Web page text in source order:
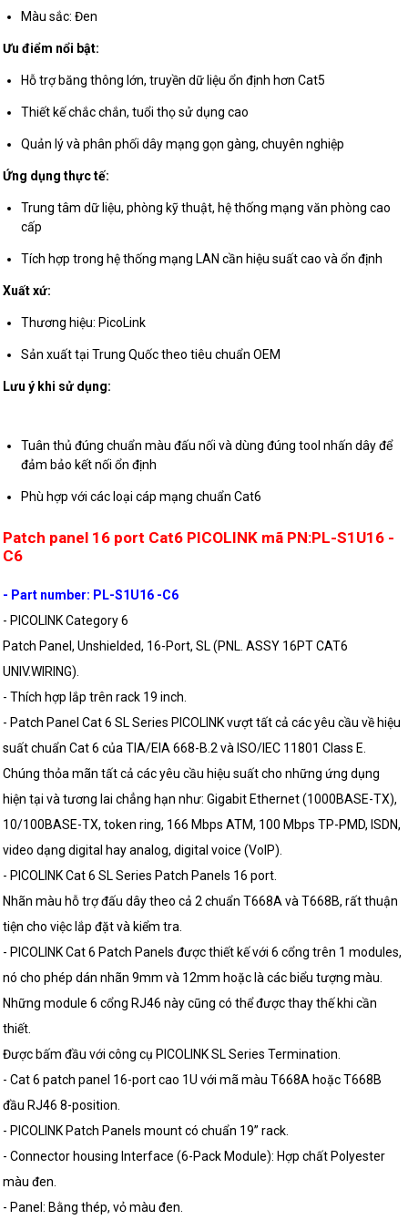
Màu sắc: Đen
Ưu điểm nổi bật:
Hỗ trợ băng thông lớn, truyền dữ liệu ổn định hơn Cat5
Thiết kế chắc chắn, tuổi thọ sử dụng cao
Quản lý và phân phối dây mạng gọn gàng, chuyên nghiệp
Ứng dụng thực tế:
Trung tâm dữ liệu, phòng kỹ thuật, hệ thống mạng văn phòng cao
cấp
Tích hợp trong hệ thống mạng LAN cần hiệu suất cao và ổn định
Xuất xứ:
Thương hiệu: PicoLink
Sản xuất tại Trung Quốc theo tiêu chuẩn OEM
Lưu ý khi sử dụng:
Tuân thủ đúng chuẩn màu đấu nối và dùng đúng tool nhấn dây để
đảm bảo kết nối ổn định
Phù hợp với các loại cáp mạng chuẩn Cat6
Patch panel 16 port Cat6 PICOLINK mã PN:PL-S1U16 -
C6
- Part number: PL-S1U16 -C6
- PICOLINK Category 6
Patch Panel, Unshielded, 16-Port, SL (PNL. ASSY 16PT CAT6
UNIV.WIRING).
- Thích hợp lắp trên rack 19 inch.
- Patch Panel Cat 6 SL Series PICOLINK vượt tất cả các yêu cầu về hiệu
suất chuẩn Cat 6 của TIA/EIA 668-B.2 và ISO/IEC 11801 Class E.
Chúng thỏa mãn tất cả các yêu cầu hiệu suất cho những ứng dụng
hiện tại và tương lai chẳng hạn như: Gigabit Ethernet (1000BASE-TX),
10/100BASE-TX, token ring, 166 Mbps ATM, 100 Mbps TP-PMD, ISDN,
video dạng digital hay analog, digital voice (VoIP).
- PICOLINK Cat 6 SL Series Patch Panels 16 port.
Nhãn màu hỗ trợ đấu dây theo cả 2 chuẩn T668A và T668B, rất thuận
tiện cho việc lắp đặt và kiểm tra.
- PICOLINK Cat 6 Patch Panels được thiết kế với 6 cổng trên 1 modules,
nó cho phép dán nhãn 9mm và 12mm hoặc là các biểu tượng màu.
Những module 6 cổng RJ46 này cũng có thể được thay thế khi cần
thiết.
Được bấm đầu với công cụ PICOLINK SL Series Termination.
- Cat 6 patch panel 16-port cao 1U với mã màu T668A hoặc T668B
đầu RJ46 8-position.
- PICOLINK Patch Panels mount có chuẩn 19” rack.
- Connector housing Interface (6-Pack Module): Hợp chất Polyester
màu đen.
- Panel: Bằng thép, vỏ màu đen.